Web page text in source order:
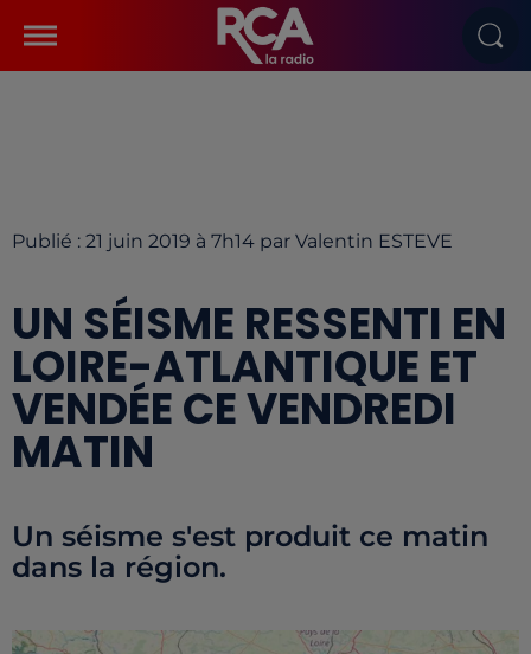
Publié : 21 juin 2019 à 7h14 par Valentin ESTEVE
UN SÉISME RESSENTI EN
LOIRE-ATLANTIQUE ET
VENDÉE CE VENDREDI
MATIN
Un séisme s'est produit ce matin
dans la région.